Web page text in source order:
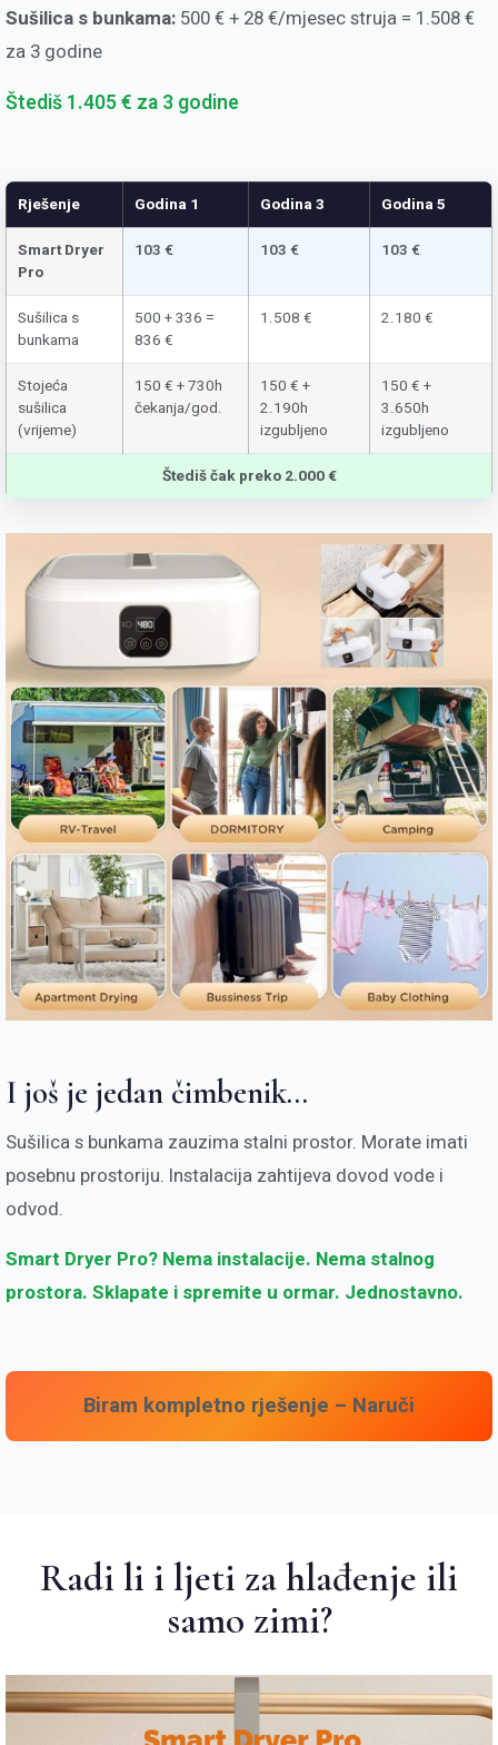
Sušilica s bunkama: 500 € + 28 €/mjesec struja = 1.508 €
za 3 godine
Štediš 1.405 € za 3 godine
Rješenje Godina 1 Godina 3 Godina 5
Smart Dryer
Pro
103 € 103 € 103 €
Sušilica s
bunkama
500 + 336 =
836 €
1.508 € 2.180 €
Stojeća
sušilica
(vrijeme)
150 € + 730h
čekanja/god.
150 € +
2.190h
izgubljeno
150 € +
3.650h
izgubljeno
Štediš čak preko 2.000 €
I još je jedan čimbenik...
Sušilica s bunkama zauzima stalni prostor. Morate imati
posebnu prostoriju. Instalacija zahtijeva dovod vode i
odvod.
Smart Dryer Pro? Nema instalacije. Nema stalnog
prostora. Sklapate i spremite u ormar. Jednostavno.
Biram kompletno rješenje – Naruči
Radi li i ljeti za hlađenje ili
samo zimi?